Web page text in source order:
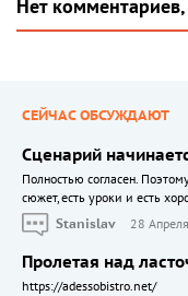
Нет
СЕЙЧАС ОБСУЖДАЮТ
Сценарий
Полностью согласен.
сюжет, есть уроки и есть
Stanislav
28
Пролетая над
https://adessobistro.net/